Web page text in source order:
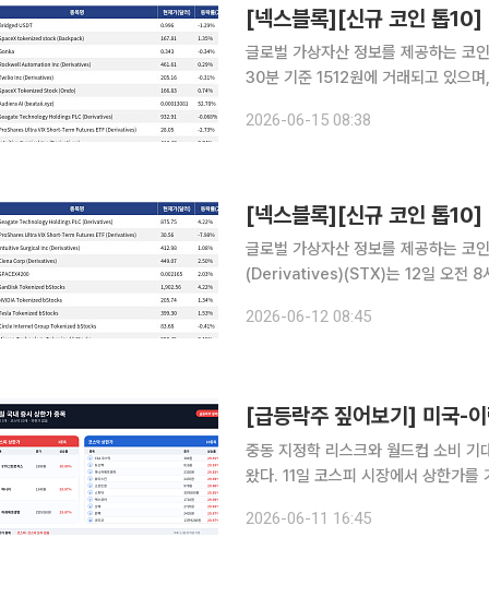
글로벌 가상자산 정보를 제공하는
30분 기준 1512원에 거래되고 있으며, 24시
했다. 최근 7일 등락률은
2026-06-15 08:38
글로벌 가상자산 정보를 제공하는
(Derivatives)(STX)는 12일 오전 8
2026-06-12 08:45
중동 지정학 리스크와 월드컵 소비 기
왔다. 11일 코스피 시장에서 상한가를 기록한 종목은 STX그린로지스, 마니커, 미래에셋생명이다.
이란 간 군사적 긴장이 고조되며 호르
2026-06-11 16:45